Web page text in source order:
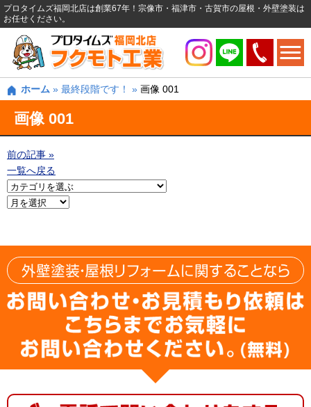
プロタイムズ福岡北店は創業67年！宗像市・福津市・古賀市の屋根・外壁塗装は
お任せください。
ホーム » 最終段階です！ » 画像 001
画像 001
前の記事 »
一覧へ戻る